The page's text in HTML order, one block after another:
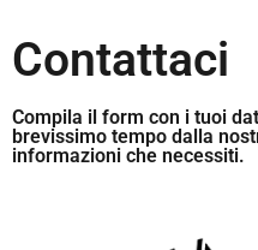
Contattaci
Compila il form con i tuoi
brevissimo tempo dalla
informazioni che necessiti.